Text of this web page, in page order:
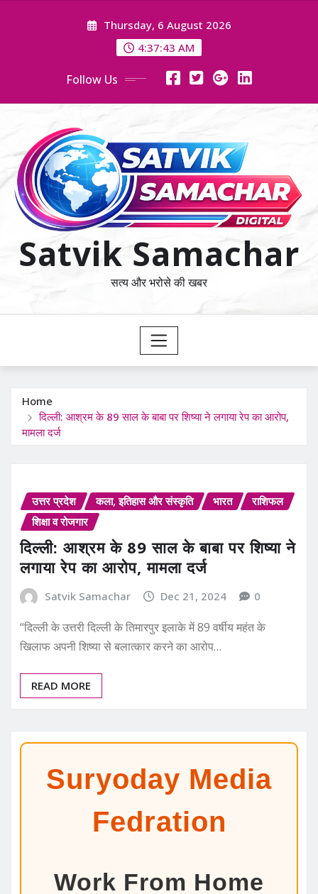
Thursday, 6 August 2026
4:37:43 AM
Follow Us
Satvik Samachar
सत्य और भरोसे की खबर
Home
दिल्ली: आश्रम के 89 साल के बाबा पर शिष्या ने लगाया रेप का आरोप,
मामला दर्ज
उत्तर प्रदेश कला, इतिहास और संस्कृति भारत
राशिफल
शिक्षा व रोजगार
दिल्ली: आश्रम के 89 साल के बाबा पर शिष्या ने
लगाया रेप का आरोप, मामला दर्ज
Satvik Samachar Dec 21, 2024 0
“दिल्ली के उत्तरी दिल्ली के तिमारपुर इलाके में 89 वर्षीय महंत के
खिलाफ अपनी शिष्या से बलात्कार करने का आरोप…
READ MORE
Suryoday Media
Fedration
Work From Home